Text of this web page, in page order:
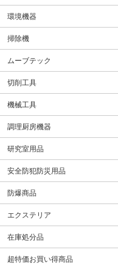
小型軽量微粉塵集
環境機器
掃除機
ムーブテック
切削工具
機械工具
調理厨房機器
研究室用品
安全防犯防災用品
防爆商品
エクステリア
在庫処分品
超特価お買い得商品